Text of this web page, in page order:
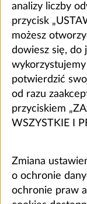
analizy liczby
przycisk
możesz
dowiesz się, do
potwierdzić
od razu
przyciskiem
WSZYSTKIE I
Zmiana
o ochronie
ochronie praw